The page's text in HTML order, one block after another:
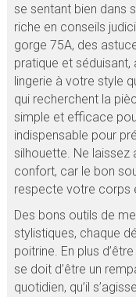
se sentant bien dans
riche en conseils
gorge 75A, des
pratique et séduisant,
lingerie à votre style
qui recherchent la
simple et efficace
indispensable pour
silhouette. Ne laissez
confort, car le bon
respecte votre corps
Des bons outils de
stylistiques, chaque
poitrine. En plus
se doit d’être un
quotidien, qu’il